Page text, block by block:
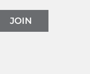
JOIN